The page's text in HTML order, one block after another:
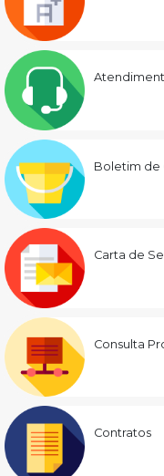
Boletim de
Carta de
Consulta
Contratos